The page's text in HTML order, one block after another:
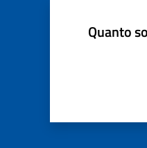
Quanto